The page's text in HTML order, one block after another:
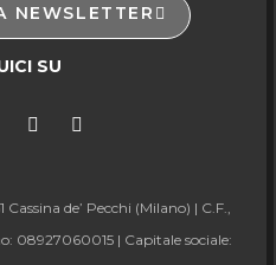
NEWSLETTER
SU
de’ Pecchi (Milano) | C.F.,
08927060015 | Capitale sociale: